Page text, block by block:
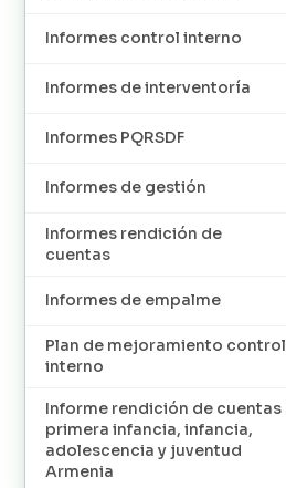
Informes control interno
Informes de interventoría
Informes PQRSDF
Informes de gestión
Informes rendición de
cuentas
Informes de empalme
Plan de mejoramiento control
interno
Informe rendición de cuentas
primera infancia, infancia,
adolescencia y juventud
Armenia